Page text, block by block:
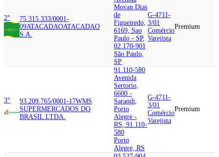
2°
75.315.333/0001-
09ATACADAOATACADAO
S.A.
Movan Dias
de
Figueiredo,
6169, Sao
Paulo - SP,
02.170-901
São Paulo,
SP
G-4711-
3/01
Comércio
Varejista
Premium
3° 93.209.765/0001-17WMS
SUPERMERCADOS DO
BRASIL LTDA.
91.110-580
Avenida
Sertorio,
6600 -
Sarandi,
Porto
Alegre -
RS, 91.110-
580
Porto
Alegre, RS
G-4711-
3/01
Comércio
Varejista
Premium